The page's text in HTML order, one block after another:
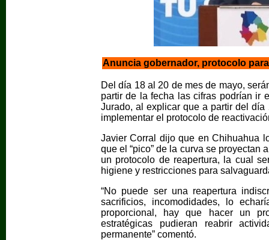
Anuncia gobernador, protocolo
Del día 18 al 20 de mes de mayo,
partir de la fecha las cifras podrían ir
Jurado, al explicar que a partir del
implementar el protocolo de
Javier Corral dijo que en Chihuahua
que el “pico” de la curva se proyectan
un protocolo de reapertura, la cual
higiene y restricciones para
“No puede ser una reapertura
sacrificios, incomodidades, lo
proporcional, hay que hacer un
estratégicas pudieran reabrir
permanente” comentó.